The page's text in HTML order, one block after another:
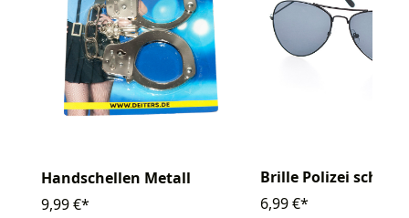
Handschellen Metall
9,99 €*
Brille Polizei
6,99 €*